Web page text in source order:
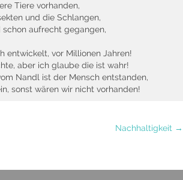
Tiere vorhanden,
und die Schlangen,
aufrecht gegangen,
entwickelt, vor Millionen Jahren!
aber ich glaube die ist wahr!
Nandl ist der Mensch entstanden,
sonst wären wir nicht vorhanden!
Nachhaltigkeit →